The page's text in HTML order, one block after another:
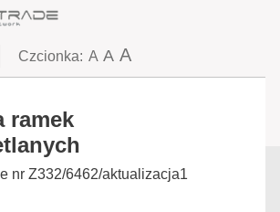
Czcionka: A A A
ramek
nr Z332/6462/aktualizacja1